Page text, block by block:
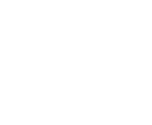
internazionale
al pancreas